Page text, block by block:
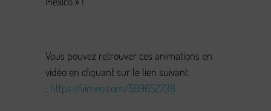
Vous pouvez retrouver ces animations en
vidéo en cliquant sur le lien suivant
: https://vimeo.com/599652738